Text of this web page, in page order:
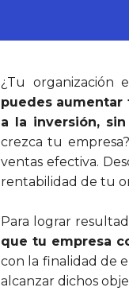
¿Tu organización
puedes
a la inversión,
crezca tu
ventas efectiva.
rentabilidad de tu
Para lograr
que tu empresa
con la finalidad de
alcanzar dichos